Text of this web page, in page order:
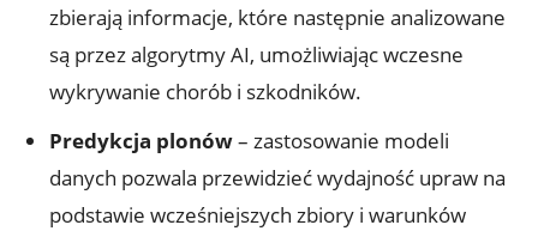
zbierają informacje, które następnie analizowane
są przez algorytmy AI, umożliwiając wczesne
wykrywanie chorób i szkodników.
Predykcja plonów– zastosowanie modeli
danych pozwala przewidzieć wydajność upraw na
podstawie wcześniejszych zbiory i warunków